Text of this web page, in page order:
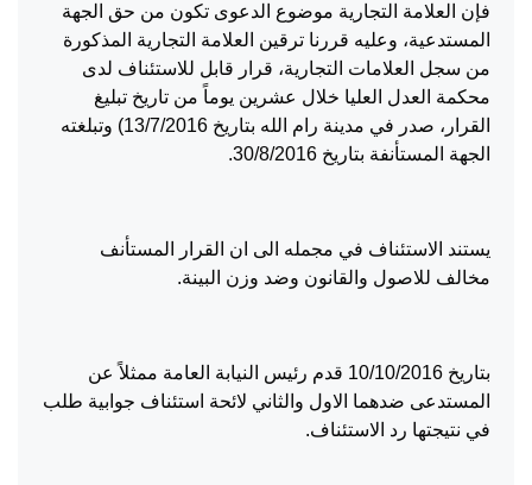
فإن العلامة التجارية موضوع الدعوى تكون من حق الجهة
المستدعية، وعليه قررنا ترقين العلامة التجارية المذكورة
من سجل العلامات التجارية، قرار قابل للاستئناف لدى
محكمة العدل العليا خلال عشرين يوماً من تاريخ تبليغ
القرار، صدر في مدينة رام الله بتاريخ 13/7/2016) وتبلغته
الجهة المستأنفة بتاريخ 30/8/2016.
يستند الاستئناف في مجمله الى ان القرار المستأنف
مخالف للاصول والقانون وضد وزن البينة.
بتاريخ 10/10/2016 قدم رئيس النيابة العامة ممثلاً عن
المستدعى ضدهما الاول والثاني لائحة استئناف جوابية طلب
في نتيجتها رد الاستئناف.